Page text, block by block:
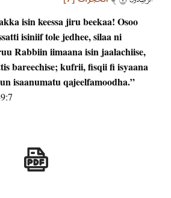
isin keessa jiru beekaa! Osoo
isiniif tole jedhee, silaa ni
Rabbiin iimaana isin jaalachiise,
bareechise; kufrii, fisqii fi isyaana
isaanumatu qajeelfamoodha.”